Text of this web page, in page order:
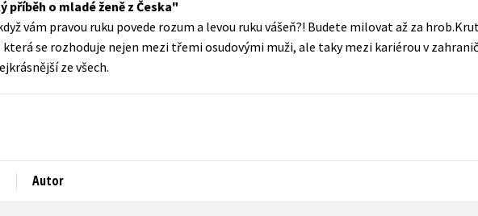
Populárně - naučná pro dospělé
Populárně - naučné pro děti
Příroda a zahrada
Young adult (SK)
příběh o mladé ženě z Česka
vám pravou ruku povede rozum a levou ruku vášeň?! Budete milovat až za
která se rozhoduje nejen mezi třemi osudovými muži, ale taky mezi kariérou v
ze všech.
Autor